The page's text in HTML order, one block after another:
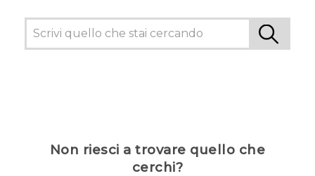
Non riesci a trovare quello che
cerchi?